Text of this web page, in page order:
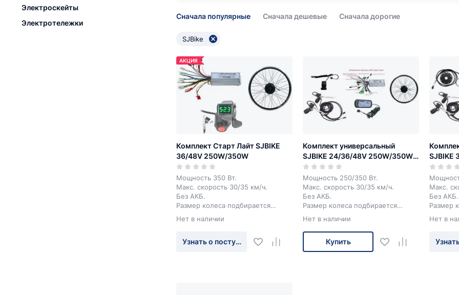
Электроскейты
Электротележки
Сначала популярные Сначала дешевые Сначала дорогие
SJBike
АКЦИЯ
Комплект Старт Лайт SJBIKE
36/48V 250W/350W
Мощность 350 Вт.
Макс. скорость 30/35 км/ч.
Без АКБ.
Размер колеса подбирается
индивидуально.
Нет в наличии
Узнать о поступлении
Комплект универсальный
SJBIKE 24/36/48V 250W/350W
LSD 800A
Мощность 250/350 Вт.
Макс. скорость 30/35 км/ч.
Без АКБ.
Размер колеса подбирается
индивидуально.
Нет в наличии
Купить
SJBIKE
Макс.
Без АКБ.
Размер
Нет в